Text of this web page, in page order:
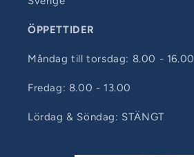
ÖPPETTIDER
Måndag till torsdag: 8.00 - 16.00
Fredag: 8.00 - 13.00
Lördag & Söndag: STÄNGT